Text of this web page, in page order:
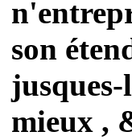
son
mieux ,